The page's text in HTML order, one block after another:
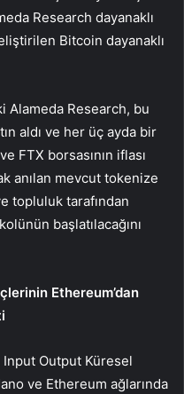
Research dayanaklı
Bitcoin dayanaklı
Alameda Research, bu
aldı ve her üç ayda bir
FTX borsasının iflası
anılan mevcut tokenize
topluluk tarafından
başlatılacağını
Ethereum’dan
Output Küresel
ve Ethereum ağlarında